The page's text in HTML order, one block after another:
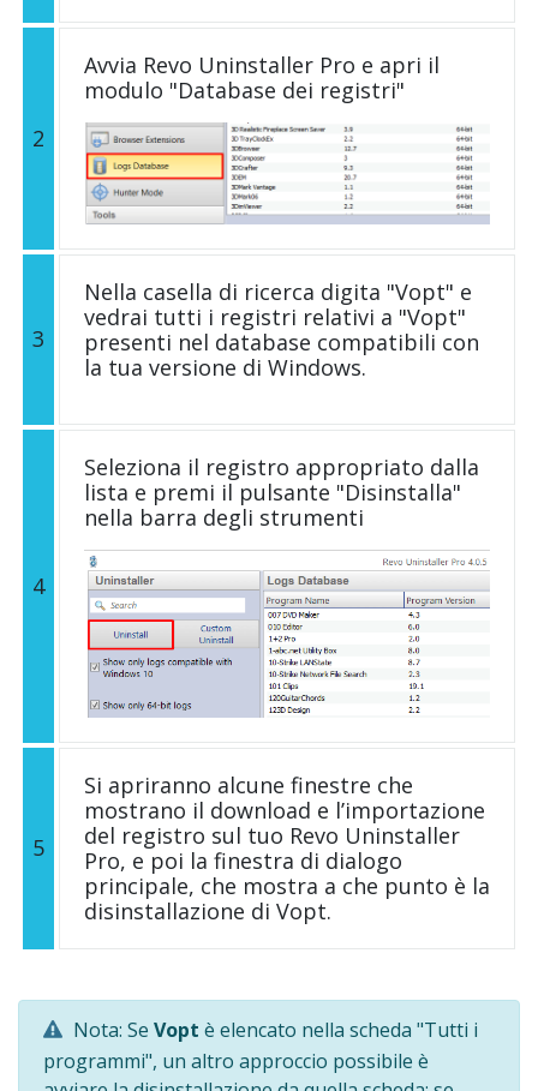
2
Avvia Revo Uninstaller Pro e apri il
modulo "Database dei registri"
3
Nella casella di ricerca digita "Vopt" e
vedrai tutti i registri relativi a "Vopt"
presenti nel database compatibili con
la tua versione di Windows.
4
Seleziona il registro appropriato dalla
lista e premi il pulsante "Disinstalla"
nella barra degli strumenti
5
Si apriranno alcune finestre che
mostrano il download e l’importazione
del registro sul tuo Revo Uninstaller
Pro, e poi la finestra di dialogo
principale, che mostra a che punto è la
disinstallazione di Vopt.
Nota: Se Vopt è elencato nella scheda "Tutti i
programmi", un altro approccio possibile è